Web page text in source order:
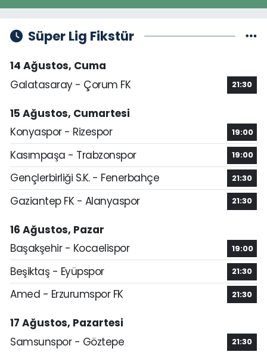
Süper Lig Fikstür
14 Ağustos, Cuma
Galatasaray - Çorum FK
21:30
15 Ağustos, Cumartesi
Konyaspor - Rizespor
19:00
Kasımpaşa - Trabzonspor 19:00
Gençlerbirliği S.K. - Fenerbahçe 21:30
Gaziantep FK - Alanyaspor 21:30
16 Ağustos, Pazar
Başakşehir - Kocaelispor
19:00
Beşiktaş - Eyüpspor 21:30
Amed - Erzurumspor FK 21:30
17 Ağustos, Pazartesi
Samsunspor - Göztepe
21:30